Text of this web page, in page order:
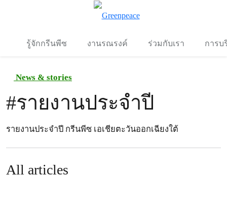
รู้จักกรีนพีซ งานรณรงค์ ร่วมกับเรา การบ
News & stories
#รายงานประจำปี
รายงานประจำปี กรีนพีซ เอเชียตะวันออกเฉียงใต้
All articles